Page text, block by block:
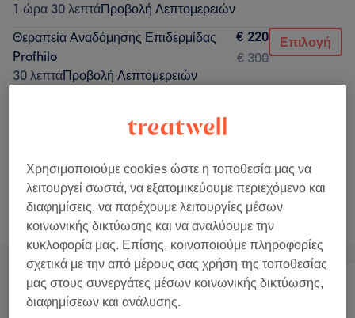
1 ώρα 30 λεπτάΠροβολή Λεπτομερειών
Θεραπεία Αναδόμησης Επιδερμίδας
Profhilo
30 λεπτάΠροβολή Λεπτομερειών
€ 220
€ 300
Επιλογή
Προβολή Λεπτομερειών
30 λεπτάΠροβολή Λεπτομερειών
Αναζήτηση υπηρεσιών
Όλα Αποτρίχωση
Χρησιμοποιούμε cookies ώστε η τοποθεσία μας να
λειτουργεί σωστά, να εξατομικεύουμε περιεχόμενο και
διαφημίσεις, να παρέχουμε λειτουργίες μέσων
κοινωνικής δικτύωσης και να αναλύουμε την
κυκλοφορία μας. Επίσης, κοινοποιούμε πληροφορίες
σχετικά με την από μέρους σας χρήση της τοποθεσίας
μας στους συνεργάτες μέσων κοινωνικής δικτύωσης,
διαφημίσεων και ανάλυσης.